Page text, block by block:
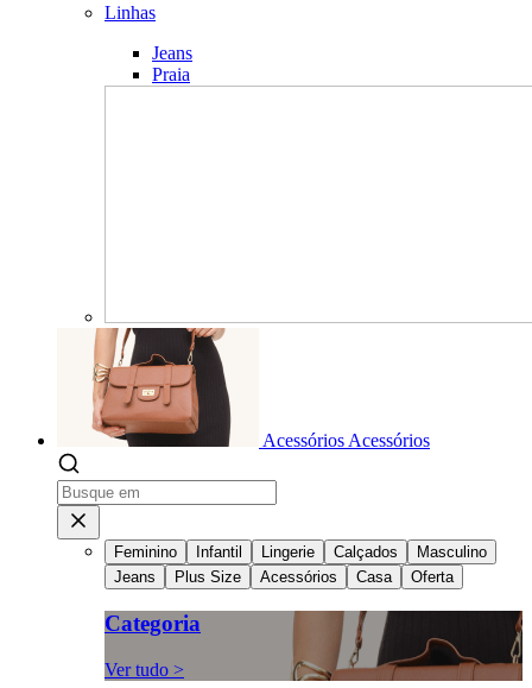
Linhas
Jeans
Praia
Acessórios Acessórios
Feminino Infantil Lingerie Calçados
Masculino
Jeans
Plus Size Acessórios Casa Oferta
Categoria
Ver tudo >